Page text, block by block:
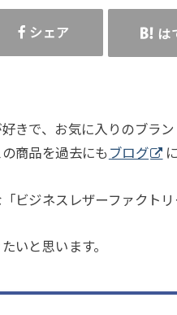
シェア は
きで、お気に入りのブラ
商品を過去にも ブログ
ビジネスレザーファクト
いと思います。